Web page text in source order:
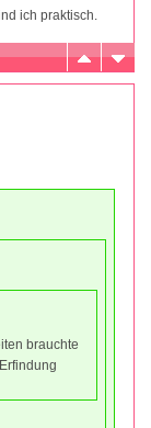
ich praktisch.
brauchte